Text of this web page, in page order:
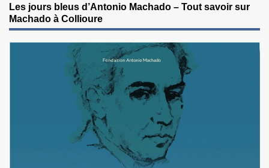
Les jours bleus d’Antonio Machado – Tout savoir sur
Machado à Collioure